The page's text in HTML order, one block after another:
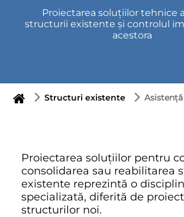
Proiectarea soluțiilor tehnice
structurii existente și controlul
acestora
Structuri existente
Proiectarea soluțiilor pentru
consolidarea sau reabilitarea
existente reprezintă o
specializată, diferită de
structurilor noi.